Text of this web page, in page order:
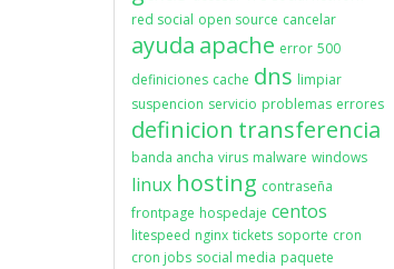
red social open source cancelar
ayuda apache error 500
definiciones cache dns limpiar
suspencion servicio problemas errores
definicion transferencia
banda ancha virus malware windows
linux hosting contraseña
frontpage hospedaje centos
litespeed nginx tickets soporte cron
cron jobs social media paquete